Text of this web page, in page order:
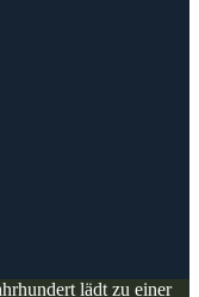
lädt zu einer